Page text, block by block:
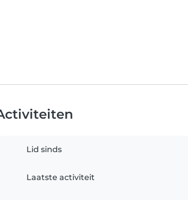
Lid sinds
Laatste activiteit